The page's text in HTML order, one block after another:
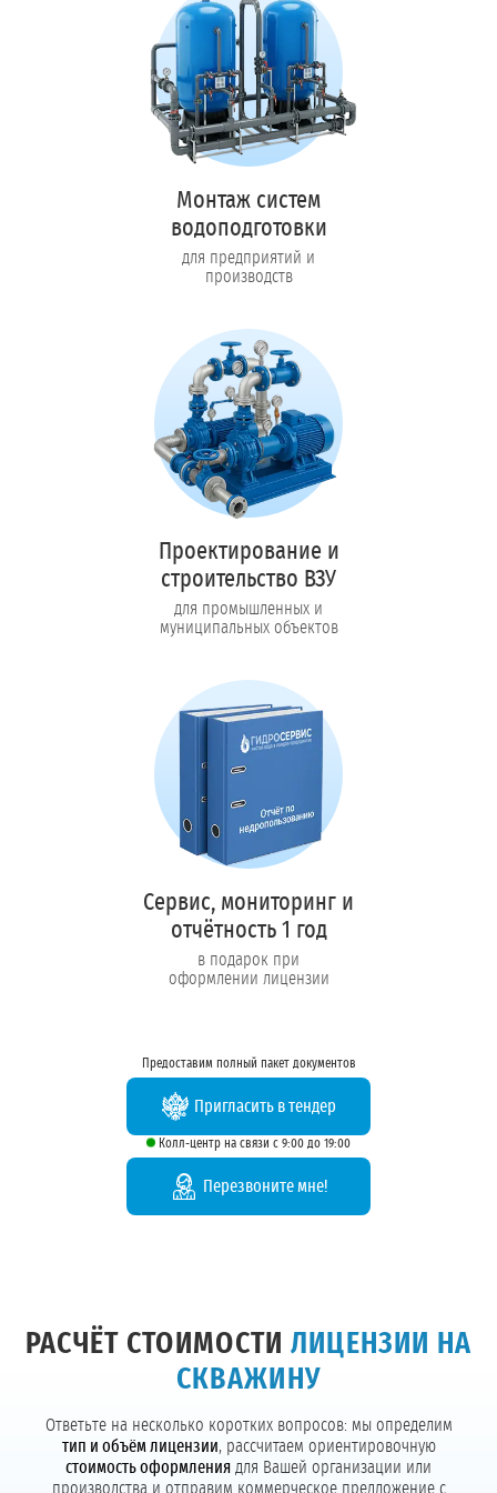
Монтаж систем
водоподготовки
для предприятий и
производств
Проектирование и
строительство ВЗУ
для промышленных и
муниципальных объектов
Сервис, мониторинг и
отчётность 1 год
в подарок при
оформлении лицензии
Предоставим полный пакет документов
Пригласить в тендер
Колл-центр на связи с 9:00 до 19:00
Перезвоните мне!
РАСЧЁТ СТОИМОСТИ ЛИЦЕНЗИИ НА
СКВАЖИНУ
Ответьте на несколько коротких вопросов: мы определим
тип и объём лицензии, рассчитаем ориентировочную
стоимость оформления для Вашей организации или
производства и отправим коммерческое предложение с